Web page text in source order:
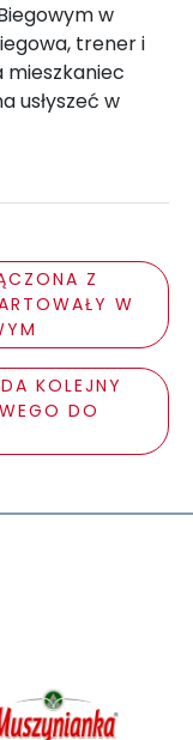
w
trener i
usłyszeć w
Z
W
KOLEJNY
DO